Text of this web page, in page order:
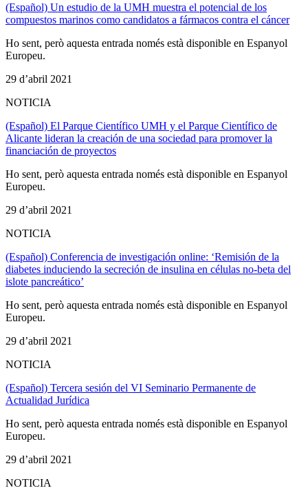
(Español) Un estudio de la UMH muestra el potencial de los
compuestos marinos como candidatos a fármacos contra el cáncer
Ho sent, però aquesta entrada només està disponible en Espanyol
Europeu.
29 d’abril 2021
NOTICIA
(Español) El Parque Científico UMH y el Parque Científico de
Alicante lideran la creación de una sociedad para promover la
financiación de proyectos
Ho sent, però aquesta entrada només està disponible en Espanyol
Europeu.
29 d’abril 2021
NOTICIA
(Español) Conferencia de investigación online: ‘Remisión de la
diabetes induciendo la secreción de insulina en células no-beta del
islote pancreático’
Ho sent, però aquesta entrada només està disponible en Espanyol
Europeu.
29 d’abril 2021
NOTICIA
(Español) Tercera sesión del VI Seminario Permanente de
Actualidad Jurídica
Ho sent, però aquesta entrada només està disponible en Espanyol
Europeu.
29 d’abril 2021
NOTICIA